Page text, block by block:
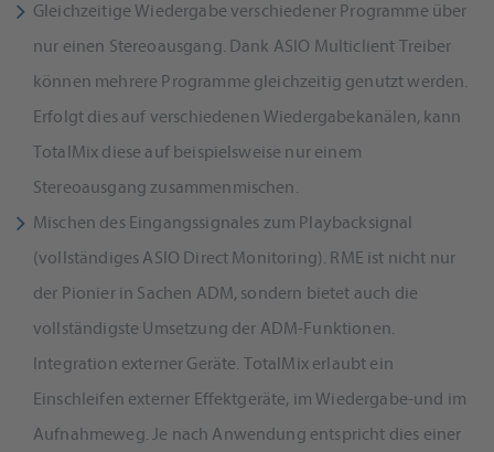
Gleichzeitige Wiedergabe verschiedener Programme über
nur einen Stereoausgang. Dank ASIO Multiclient Treiber
können mehrere Programme gleichzeitig genutzt werden.
Erfolgt dies auf verschiedenen Wiedergabekanälen, kann
TotalMix diese auf beispielsweise nur einem
Stereoausgang zusammenmischen.
Mischen des Eingangssignales zum Playbacksignal
(vollständiges ASIO Direct Monitoring). RME ist nicht nur
der Pionier in Sachen ADM, sondern bietet auch die
vollständigste Umsetzung der ADM-Funktionen.
Integration externer Geräte. TotalMix erlaubt ein
Einschleifen externer Effektgeräte, im Wiedergabe-und im
Aufnahmeweg. Je nach Anwendung entspricht dies einer